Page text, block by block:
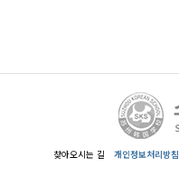
찾아오시는 길 개인정보처리방침